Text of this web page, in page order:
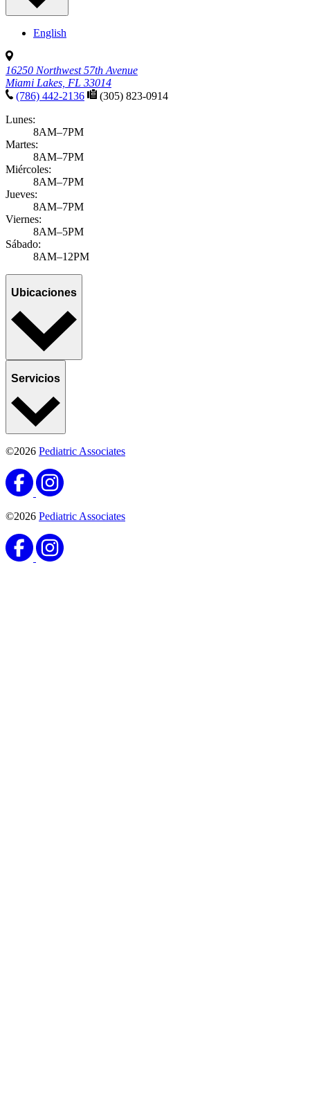
English
16250 Northwest 57th Avenue
Miami Lakes, FL 33014
(786) 442-2136
(305) 823-0914
Lunes:
8AM–7PM
Martes:
8AM–7PM
Miércoles:
8AM–7PM
Jueves:
8AM–7PM
Viernes:
8AM–5PM
Sábado:
8AM–12PM
Ubicaciones
Servicios
©2026 Pediatric Associates
©2026 Pediatric Associates